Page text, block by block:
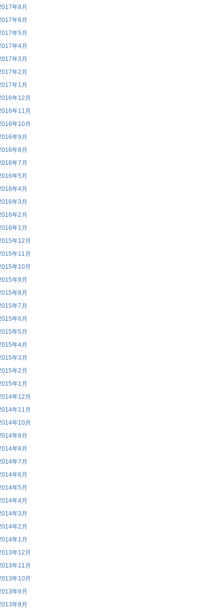
年8月
年6月
年5月
年4月
年3月
年2月
年1月
年12月
年11月
年10月
年9月
年8月
年7月
年5月
年4月
年3月
年2月
年1月
年12月
年11月
年10月
年9月
年8月
年7月
年6月
年5月
年4月
年3月
年2月
年1月
年12月
年11月
年10月
年9月
年8月
年7月
年6月
年5月
年4月
年3月
年2月
年1月
年12月
年11月
年10月
年9月
年8月